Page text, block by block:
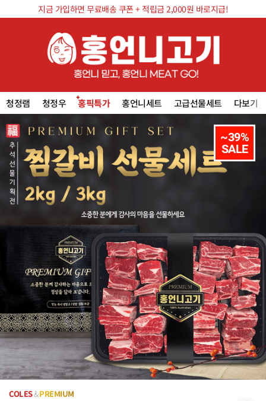
지금 가입하면 무료배송 쿠폰 + 적립금 2,000원 바로지급!
청정램 청정우 홍픽특가 홍언니세트 고급선물세트 다보기
~39%
SALE
COLES&PREMIUM